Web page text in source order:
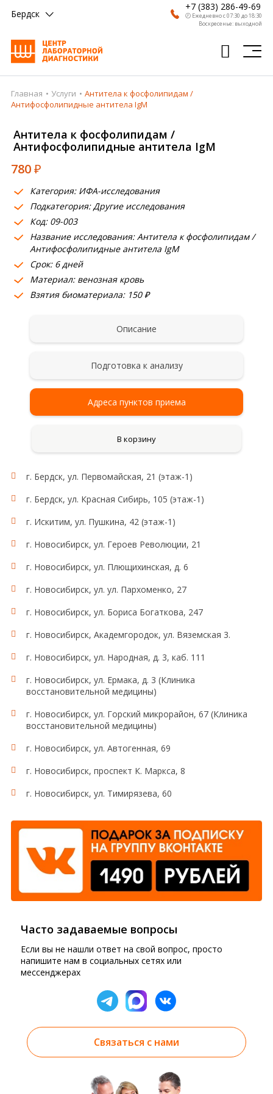
Бердск
+7 (383) 286-49-69
🕗 Ежедневно с 07:30 до 18:30
Воскресенье: выходной
Главная
Врачи
Получить результат
Пациентам
О компании
Где сдать
Партнерам
Главная Услуги
Антитела к фосфолипидам /
Антифосфолипидные антитела IgM
Антитела к фосфолипидам /
Антифосфолипидные антитела IgM
780₽
Категория: ИФА-исследования
Подкатегория: Другие исследования
Код: 09-003
Название исследования: Антитела к фосфолипидам /
Антифосфолипидные антитела IgM
Срок: 6 дней
Материал: венозная кровь
Взятия биоматериала: 150 ₽
Описание
Подготовка к анализу
Адреса пунктов приема
В корзину
г. Бердск, ул. Первомайская, 21 (этаж-1)
г. Бердск, ул. Красная Сибирь, 105 (этаж-1)
г. Искитим, ул. Пушкина, 42 (этаж-1)
г. Новосибирск, ул. Героев Революции, 21
г. Новосибирск, ул. Плющихинская, д. 6
г. Новосибирск, ул. ул. Пархоменко, 27
г. Новосибирск, ул. Бориса Богаткова, 247
г. Новосибирск, Академгородок, ул. Вяземская 3.
г. Новосибирск, ул. Народная, д. 3, каб. 111
г. Новосибирск, ул. Ермака, д. 3 (Клиника
восстановительной медицины)
г. Новосибирск, ул. Горский микрорайон, 67 (Клиника
восстановительной медицины)
г. Новосибирск, ул. Автогенная, 69
г. Новосибирск, проспект К. Маркса, 8
г. Новосибирск, ул. Тимирязева, 60
Часто задаваемые вопросы
Если вы не нашли ответ на свой вопрос, просто
напишите нам в социальных сетях или
мессенджерах
Связаться с нами